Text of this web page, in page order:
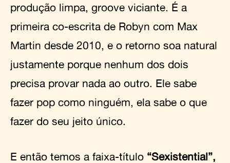
produção limpa, groove viciante. É a
primeira co-escrita de Robyn com Max
Martin desde 2010, e o retorno soa natural
justamente porque nenhum dos dois
precisa provar nada ao outro. Ele sabe
fazer pop como ninguém, ela sabe o que
fazer do seu jeito único.
E então temos a faixa-título “Sexistential”,